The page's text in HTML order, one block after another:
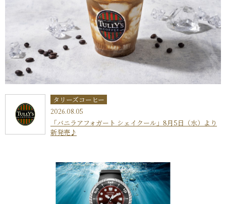
タリーズコーヒー
2026.08.05
「バニラアフォガート シェイクール」8月5日（水）より
新発売♪